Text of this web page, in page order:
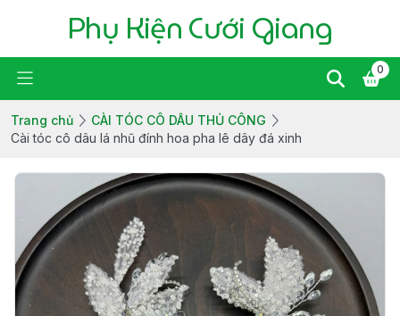
Phụ Kiện Cưới Giang
0
Trang chủ
CÀI TÓC CÔ DÂU THỦ CÔNG
Cài tóc cô dâu lá nhũ đính hoa pha lê dây đá xinh